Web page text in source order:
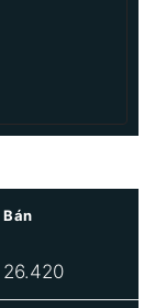
Bán
26.420